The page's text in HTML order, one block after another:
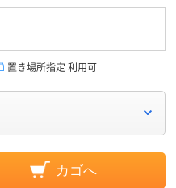
置き場所指定 利用可
カゴへ